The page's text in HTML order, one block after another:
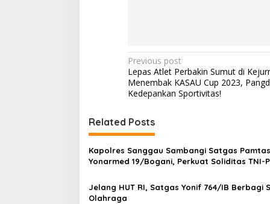
P
o
s
t
n
a
v
i
Previous post
Lepas Atlet Perbakin Sumut di
Menembak KASAU Cup 2023,
Kedepankan Sportivitas!
Related Posts
Kapolres Sanggau Sambangi Satgas Pamtas
Yonarmed 19/Bogani, Perkuat Soliditas TNI-
Jelang HUT RI, Satgas Yonif 764/IB Berbagi
Olahraga